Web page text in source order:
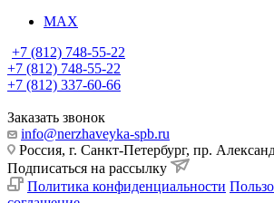
MAX
+7 (812) 748-55-22
+7 (812) 748-55-22
+7 (812) 337-60-66
Заказать звонок
info@nerzhaveyka-spb.ru
Россия, г. Санкт-Петербург, пр.
Подписаться на рассылку
Политика конфиденциальности